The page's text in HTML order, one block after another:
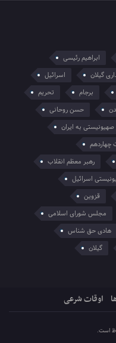
ابراهیم رئیسی
گیلان
اسرائیل
برجام
تحریم
حسن روحانی
به ایران
چهاردهم
رهبر معظم انقلاب
اسرائیل
قزوین
مجلس شورای اسلامی
هادی حق شناس
گیلان
اوقات شرعی
است.